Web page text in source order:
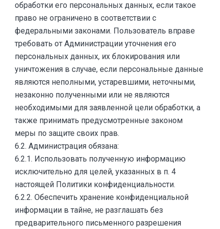
обработки его персональных данных, если такое
право не ограничено в соответствии с
федеральными законами. Пользователь вправе
требовать от Администрации уточнения его
персональных данных, их блокирования или
уничтожения в случае, если персональные данные
являются неполными, устаревшими, неточными,
незаконно полученными или не являются
необходимыми для заявленной цели обработки, а
также принимать предусмотренные законом
меры по защите своих прав.
6.2. Администрация обязана:
6.2.1. Использовать полученную информацию
исключительно для целей, указанных в п. 4
настоящей Политики конфиденциальности.
6.2.2. Обеспечить хранение конфиденциальной
информации в тайне, не разглашать без
предварительного письменного разрешения